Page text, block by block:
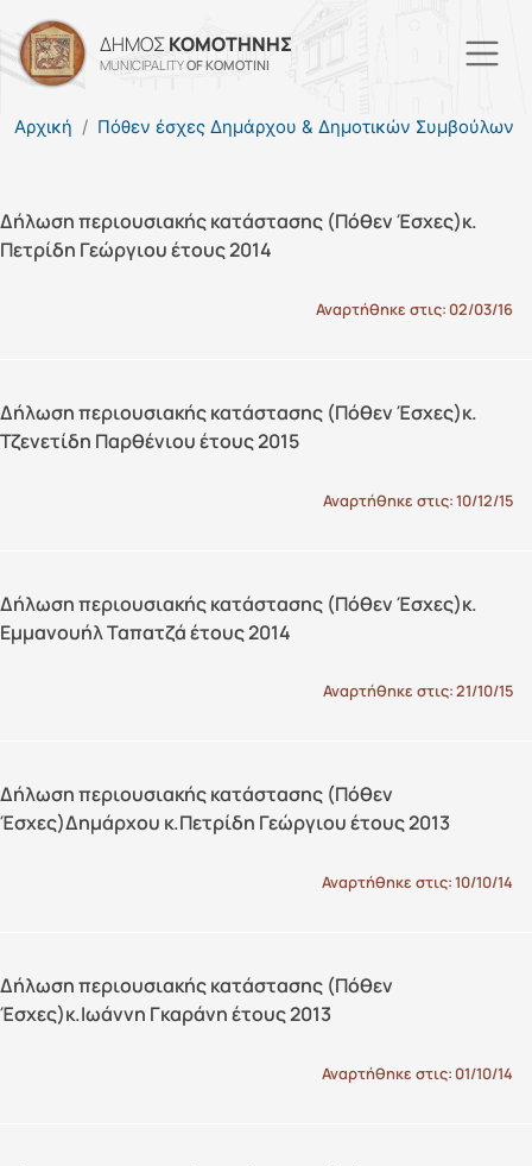
Παράκαμψη προς το
ΔΗΜΟΣΚΟΜΟΤΗΝΗΣ
MUNICIPALITYOF KOMOTINI
Αρχική Πόθεν έσχες Δημάρχου & Δημοτικών Συμβούλων
Δήλωση περιουσιακής κατάστασης (Πόθεν Έσχες)κ.
Πετρίδη Γεώργιου έτους 2014
Αναρτήθηκε στις: 02/03/16
Δήλωση περιουσιακής κατάστασης (Πόθεν Έσχες)κ.
Τζενετίδη Παρθένιου έτους 2015
Αναρτήθηκε στις:10/12/15
Δήλωση περιουσιακής κατάστασης (Πόθεν Έσχες)κ.
Εμμανουήλ Ταπατζά έτους 2014
Αναρτήθηκε στις:21/10/15
Δήλωση περιουσιακής κατάστασης (Πόθεν
Έσχες)Δημάρχου κ.Πετρίδη Γεώργιου έτους 2013
Αναρτήθηκε στις:10/10/14
Δήλωση περιουσιακής κατάστασης (Πόθεν
Έσχες)κ.Ιωάννη Γκαράνη έτους 2013
Αναρτήθηκε στις: 01/10/14